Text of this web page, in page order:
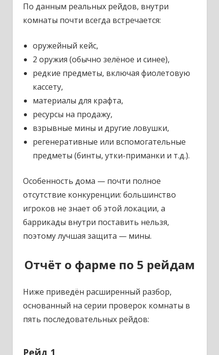
По данным реальных рейдов, внутри
комнаты почти всегда встречается:
оружейный кейс,
2 оружия (обычно зелёное и синее),
редкие предметы, включая фиолетовую
кассету,
материалы для крафта,
ресурсы на продажу,
взрывные мины и другие ловушки,
регенеративные или вспомогательные
предметы (бинты, утки-приманки и т.д.).
Особенность дома — почти полное
отсутствие конкуренции: большинство
игроков не знает об этой локации, а
баррикады внутри поставить нельзя,
поэтому лучшая защита — мины.
Отчёт о фарме по 5 рейдам
Ниже приведён расширенный разбор,
основанный на серии проверок комнаты в
пять последовательных рейдов:
Рейд 1